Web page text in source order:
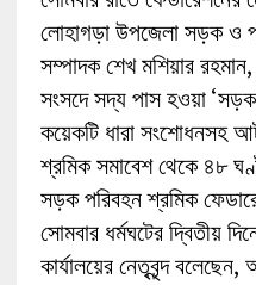
লোহাগড়া উপজেলা সড়ক ও
সম্পাদক শেখ মশিয়ার
সংসদে সদ্য পাস হওয়া
কয়েকটি ধারা সংশোধনসহ
শ্রমিক সমাবেশ থেকে ৪৮
সড়ক পরিবহন শ্রমিক
সোমবার ধর্মঘটের দ্বিতীয়
কার্যালয়ের নেতৃবৃন্দ